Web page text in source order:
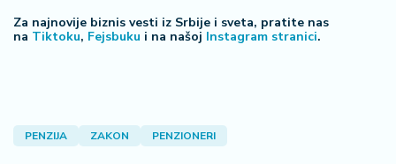
Za najnovije biznis vesti iz Srbije i sveta, pratite nas
na Tiktoku, Fejsbuku i na našoj Instagram stranici.
PENZIJA ZAKON PENZIONERI